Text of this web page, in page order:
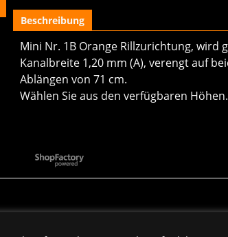
Beschreibung
Mini Nr. 1B Orange Rillzurichtung, wird
Kanalbreite 1,20 mm (A), verengt auf
Ablängen von 71 cm.
Wählen Sie aus den verfügbaren Höhen.
WebShop erstellt mit
ShopFactory Shop